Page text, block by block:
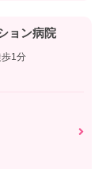
ョン病院
1分